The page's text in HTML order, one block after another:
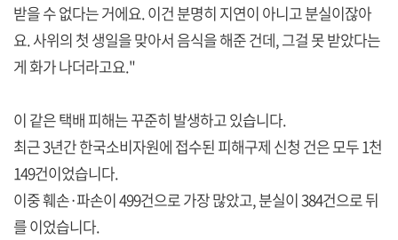
받을 수 없다는 거에요. 이건 분명히 지연이 아니고 분실이잖아
요. 사위의 첫 생일을 맞아서 음식을 해준 건데, 그걸 못 받았다는
게 화가 나더라고요."
이 같은 택배 피해는 꾸준히 발생하고 있습니다.
최근 3년간 한국소비자원에 접수된 피해구제 신청 건은 모두 1천
149건이었습니다.
이중 훼손·파손이 499건으로 가장 많았고, 분실이 384건으로 뒤
를 이었습니다.